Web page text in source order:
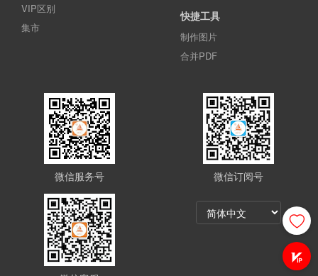
VIP区别
集市
快捷工具
制作图片
合并PDF
微信服务号 微信订阅号